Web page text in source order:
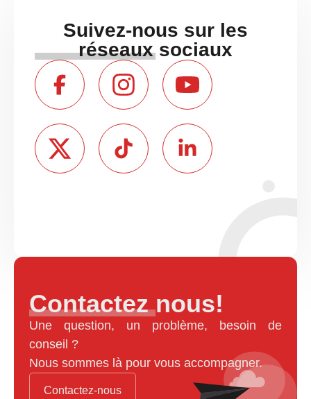
Suivez-nous sur les
réseaux sociaux
Contactez nous!
Une question, un problème, besoin de
conseil ?
Nous sommes là pour vous accompagner.
Contactez-nous